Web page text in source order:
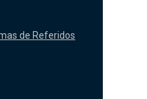
de Referidos